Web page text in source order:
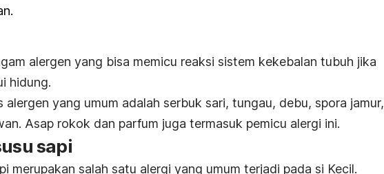
alergen yang bisa memicu reaksi sistem kekebalan tubuh jika
hidung.
alergen yang umum adalah serbuk sari, tungau, debu, spora jamur,
Asap rokok dan parfum juga termasuk pemicu alergi ini.
sapi
merupakan salah satu alergi yang umum terjadi pada si Kecil.